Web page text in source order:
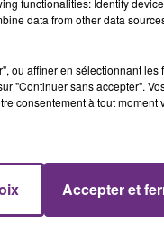
19h15
functionalities: Identify
data from other data
ou affiner en sélectionnant
"Continuer sans accepter".
consentement à tout
Accepter et